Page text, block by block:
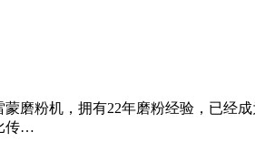
磨粉机，拥有22年磨粉经验，已经
传…